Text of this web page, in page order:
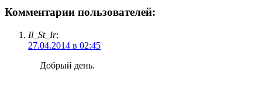
Комментарии пользователей:
Il_St_Ir:
27.04.2014 в 02:45
Добрый день.